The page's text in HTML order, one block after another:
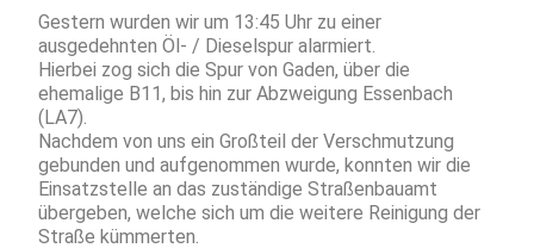
Gestern wurden wir um 13:45 Uhr zu einer
ausgedehnten Öl- / Dieselspur alarmiert.
Hierbei zog sich die Spur von Gaden, über die
ehemalige B11, bis hin zur Abzweigung Essenbach
(LA7).
Nachdem von uns ein Großteil der Verschmutzung
gebunden und aufgenommen wurde, konnten wir die
Einsatzstelle an das zuständige Straßenbauamt
übergeben, welche sich um die weitere Reinigung der
Straße kümmerten.